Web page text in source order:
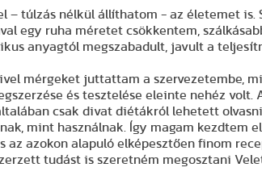
– túlzás nélkül állíthatom - az életemet is.
egy ruha méretet csökkentem,
anyagtól megszabadult, javult a
mérgeket juttattam a szervezetembe,
és tesztelése eleinte nehéz volt.
csak divat diétákról lehetett
mint használnak. Így magam kezdtem
azokon alapuló elképesztően finom
tudást is szeretném megosztani